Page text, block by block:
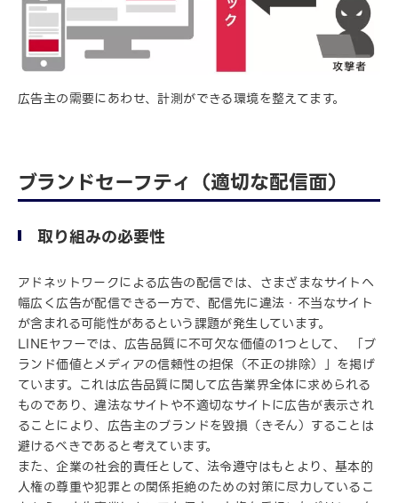
広告主の需要にあわせ、計測ができる環境を整えてます。
ブランドセーフティ（適切な配信面）
取り組みの必要性
アドネットワークによる広告の配信では、さまざまなサイトへ
幅広く広告が配信できる一方で、配信先に違法・不当なサイト
が含まれる可能性があるという課題が発生しています。
LINEヤフーでは、広告品質に不可欠な価値の1つとして、 「ブ
ランド価値とメディアの信頼性の担保（不正の排除）」を掲げ
ています。これは広告品質に関して広告業界全体に求められる
ものであり、違法なサイトや不適切なサイトに広告が表示され
ることにより、広告主のブランドを毀損（きそん）することは
避けるべきであると考えています。
また、企業の社会的責任として、法令遵守はもとより、基本的
人権の尊重や犯罪との関係拒絶のための対策に尽力しているこ